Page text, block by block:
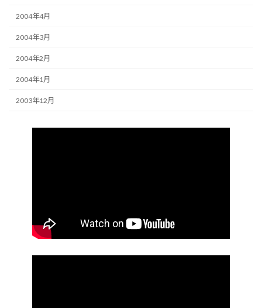
2004年4月
2004年3月
2004年2月
2004年1月
2003年12月